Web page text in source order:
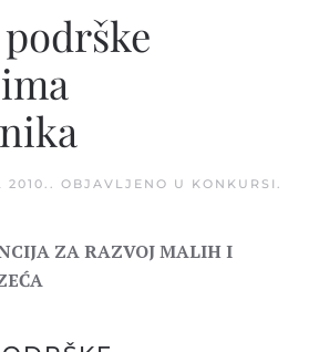
2010. . OBJAVLJENO U KONKURSI .
ZA RAZVOJ MALIH I